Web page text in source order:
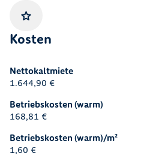
Gemerkt
Kosten
Nettokaltmiete
1.644,90 €
Betriebskosten (warm)
168,81 €
Betriebskosten (warm)/m²
1,60 €